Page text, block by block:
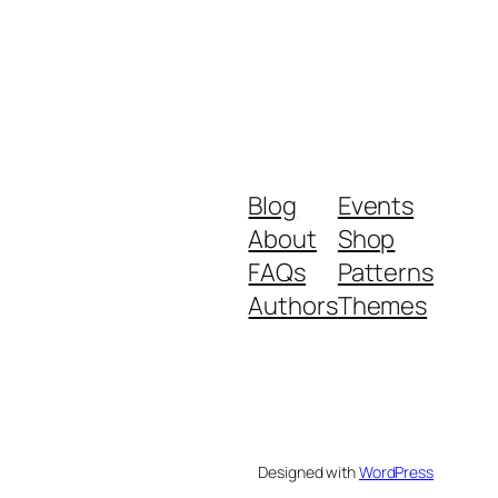
Blog
About
FAQs
Authors
Events
Shop
Patterns
Themes
Designed withWordPress